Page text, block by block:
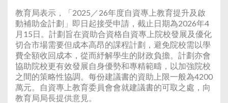
教育局表示，「2025／26年度自資專上教育提升及啟
動補助金計劃」即日起接受申請，截止日期為2026年4
月15日。計劃旨在資助合資格自資專上院校發展及優化
切合市場需要但成本高昂的課程計劃，避免院校需以學
費全額收回成本，從而紓解學生的財政負擔。計劃亦會
協助院校更有效發展自身優勢和專精範疇，以加強院校
之間的策略性協調。每份建議書的資助上限一般為4200
萬元。自資專上教育委員會會就建議書的可取之處，向
教育局局長提供意見。